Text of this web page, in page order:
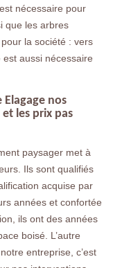
nécessaire pour
que les arbres
la société : vers
est aussi nécessaire
nos
les prix pas
paysager met à
Ils sont qualifiés
acquise par
années et confortée
ils ont des années
boisé. L’autre
entreprise, c’est